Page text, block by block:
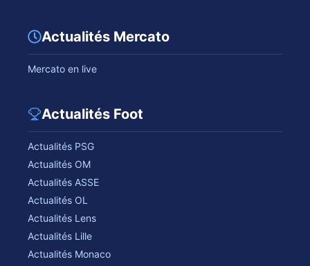
Actualités Mercato
Mercato en live
Actualités Foot
Actualités PSG
Actualités OM
Actualités ASSE
Actualités OL
Actualités Lens
Actualités Lille
Actualités Monaco